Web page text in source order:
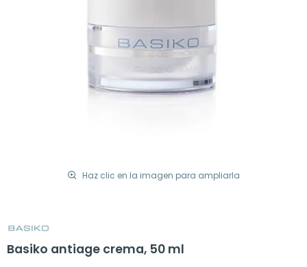
Haz clic en la imagen para ampliarla
Basiko antiage crema, 50 ml